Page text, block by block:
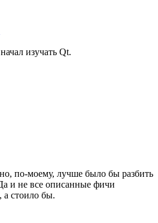
изучать Qt.
по-моему, лучше было бы разбить
и не все описанные фичи
стоило бы.